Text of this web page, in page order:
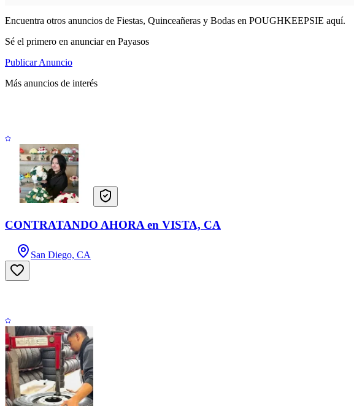
Encuentra otros anuncios de Fiestas, Quinceañeras y Bodas en POUGHKEEPSIE aquí.
Sé el primero en anunciar en Payasos
Publicar Anuncio
Más anuncios de interés
CONTRATANDO AHORA en VISTA, CA
San Diego, CA